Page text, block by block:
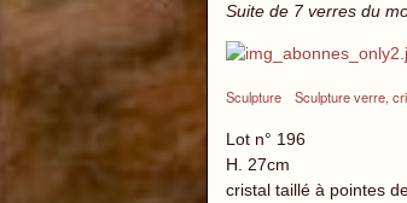
Suite de 7 verres du
Sculpture Sculpture verre,
Lot n° 196
H. 27cm
cristal taillé à pointes